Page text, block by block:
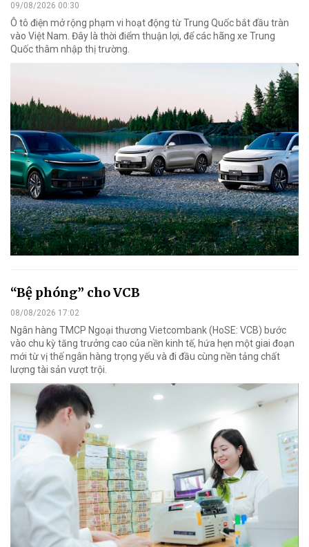
09/08/2026 00:30
Ô tô điện mở rộng phạm vi hoạt động từ Trung Quốc bắt đầu tràn
vào Việt Nam. Đây là thời điểm thuận lợi, để các hãng xe Trung
Quốc thâm nhập thị trường.
“Bệ phóng” cho VCB
08/08/2026 17:02
Ngân hàng TMCP Ngoại thương Vietcombank (HoSE: VCB) bước
vào chu kỳ tăng trưởng cao của nền kinh tế, hứa hẹn một giai đoạn
mới từ vị thế ngân hàng trọng yếu và đi đầu cùng nền tảng chất
lượng tài sản vượt trội.